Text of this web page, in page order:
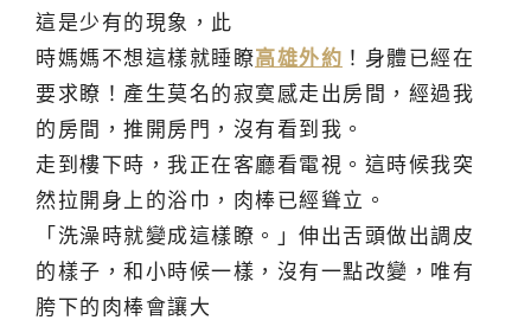
這是少有的現象，此
時媽媽不想這樣就睡瞭高雄外約 ！身體已經在
要求瞭！產生莫名的寂寞感走出房間，經過我
的房間，推開房門，沒有看到我。
走到樓下時，我正在客廳看電視。這時候我突
然拉開身上的浴巾，肉棒已經聳立。
「洗澡時就變成這樣瞭。」伸出舌頭做出調皮
的樣子，和小時候一樣，沒有一點改變，唯有
胯下的肉棒會讓大